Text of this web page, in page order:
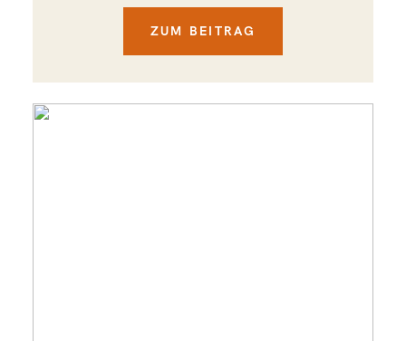
ZUM BEITRAG